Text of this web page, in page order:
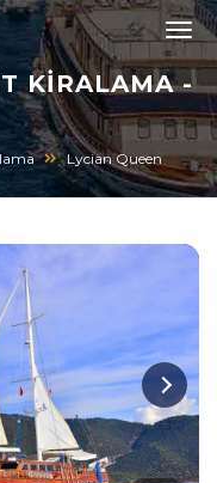
KIRALAMA -
Lycian Queen